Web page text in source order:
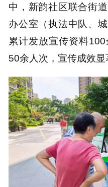
中，新韵社区联合街
办公室（执法中队、
累计发放宣传资料
50余人次，宣传成效显